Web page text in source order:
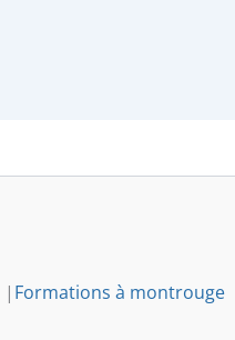
| Formations à montrouge